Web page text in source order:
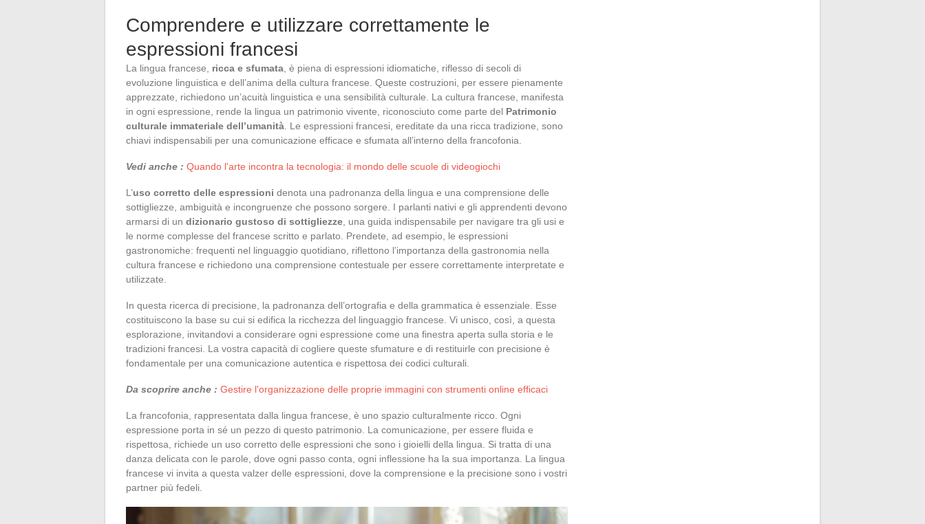
Comprendere e utilizzare correttamente le
espressioni francesi
La lingua francese, ricca e sfumata , è piena di espressioni idiomatiche, riflesso di secoli di
evoluzione linguistica e dell’anima della cultura francese. Queste costruzioni, per essere pienamente
apprezzate, richiedono un’acuità linguistica e una sensibilità culturale. La cultura francese, manifesta
in ogni espressione, rende la lingua un patrimonio vivente, riconosciuto come parte del Patrimonio
culturale immateriale dell’umanità . Le espressioni francesi, ereditate da una ricca tradizione, sono
chiavi indispensabili per una comunicazione efficace e sfumata all’interno della francofonia.
Vedi anche : Quando l'arte incontra la tecnologia: il mondo delle scuole di videogiochi
L’uso corretto delle espressioni denota una padronanza della lingua e una comprensione delle
sottigliezze, ambiguità e incongruenze che possono sorgere. I parlanti nativi e gli apprendenti devono
armarsi di un dizionario gustoso di sottigliezze , una guida indispensabile per navigare tra gli usi e
le norme complesse del francese scritto e parlato. Prendete, ad esempio, le espressioni
gastronomiche: frequenti nel linguaggio quotidiano, riflettono l’importanza della gastronomia nella
cultura francese e richiedono una comprensione contestuale per essere correttamente interpretate e
utilizzate.
In questa ricerca di precisione, la padronanza dell’ortografia e della grammatica è essenziale. Esse
costituiscono la base su cui si edifica la ricchezza del linguaggio francese. Vi unisco, così, a questa
esplorazione, invitandovi a considerare ogni espressione come una finestra aperta sulla storia e le
tradizioni francesi. La vostra capacità di cogliere queste sfumature e di restituirle con precisione è
fondamentale per una comunicazione autentica e rispettosa dei codici culturali.
Da scoprire anche : Gestire l'organizzazione delle proprie immagini con strumenti online efficaci
La francofonia, rappresentata dalla lingua francese, è uno spazio culturalmente ricco. Ogni
espressione porta in sé un pezzo di questo patrimonio. La comunicazione, per essere fluida e
rispettosa, richiede un uso corretto delle espressioni che sono i gioielli della lingua. Si tratta di una
danza delicata con le parole, dove ogni passo conta, ogni inflessione ha la sua importanza. La lingua
francese vi invita a questa valzer delle espressioni, dove la comprensione e la precisione sono i vostri
partner più fedeli.